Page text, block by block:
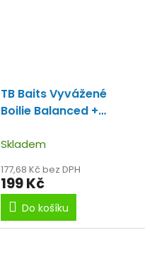
TB Baits Vyvážené
Boilie Balanced +
g - 16 mm
Skladem
177,68 Kč bez DPH
199 Kč
Do košíku